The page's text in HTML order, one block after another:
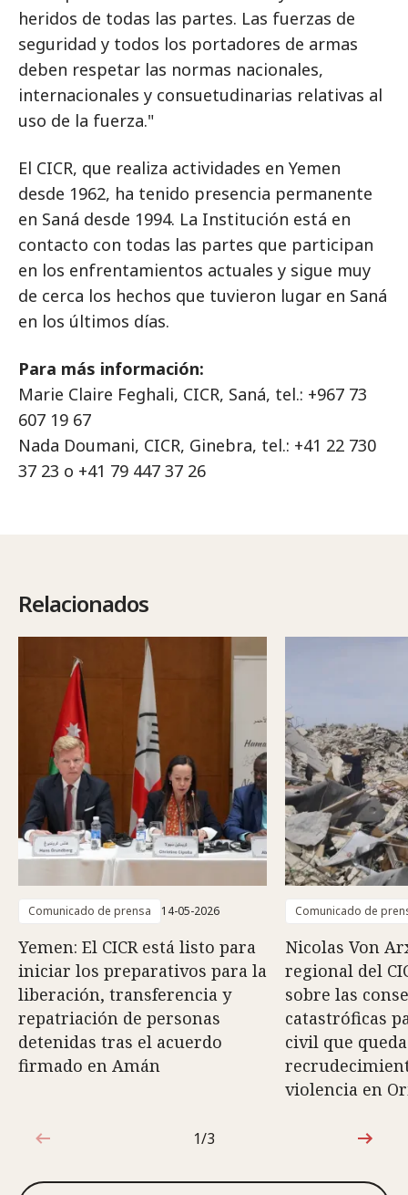
heridos de todas las partes. Las fuerzas de
seguridad y todos los portadores de armas
deben respetar las normas nacionales,
internacionales y consuetudinarias relativas al
uso de la fuerza."
El CICR, que realiza actividades en Yemen
desde 1962, ha tenido presencia permanente
en Saná desde 1994. La Institución está en
contacto con todas las partes que participan
en los enfrentamientos actuales y sigue muy
de cerca los hechos que tuvieron lugar en Saná
en los últimos días.
Para más información:
Marie Claire Feghali, CICR, Saná, tel.: +967 73
607 19 67
Nada Doumani, CICR, Ginebra, tel.: +41 22 730
37 23 o +41 79 447 37 26
Relacionados
Comunicado de prensa 14-05-2026
Yemen: El CICR está listo para
iniciar los preparativos para la
liberación, transferencia y
repatriación de personas
detenidas tras el acuerdo
firmado en Amán
Comunicado de
Nicolas Von
regional del
sobre las
catastróficas
civil que
violencia en
1de3
1/3